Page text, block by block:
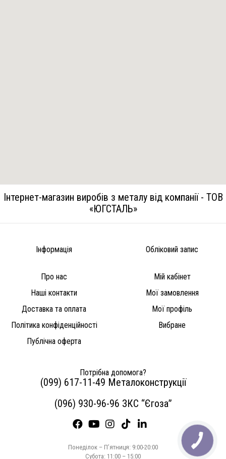
Інтернет-магазин виробів з металу від компанії - ТОВ
«ЮГСТАЛЬ»
Інформація
Про нас
Наші контакти
Доставка та оплата
Політика конфіденційності
Публічна оферта
Обліковий запис
Мій кабінет
Мої замовлення
Мої профіль
Вибране
Потрібна допомога?
(099) 617-11-49 Металоконструкції
(096) 930-96-96 ЗКС “Єгоза”
Понеділок – П’ятниця: 9:00-20:00
Субота: 11:00 – 15:00